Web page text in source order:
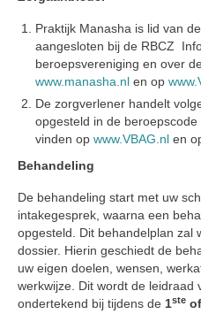
Over de praktijk
Tarieven
Ervaringen met
Nieuwsbrief
Vragenformulier
Algemene
Verhuur
Verhuur Zolder
Verhuur
Praktijk Manasha is lid van
aangesloten bij de RBCZ
beroepsvereniging en over
www.manasha.nl en op
De zorgverlener handelt
opgesteld in de
vinden op www.VBAG.nl en
Behandeling
De behandeling start met uw
intakegesprek, waarna een
opgesteld. Dit behandelplan zal
dossier. Hierin geschiedt de
uw eigen doelen, wensen,
werkwijze. Dit wordt de leidraad
ondertekend bij tijdens de 1ste